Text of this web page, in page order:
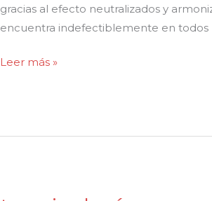
gracias al efecto neutralizados y
encuentra indefectiblemente en todos
Leer más »